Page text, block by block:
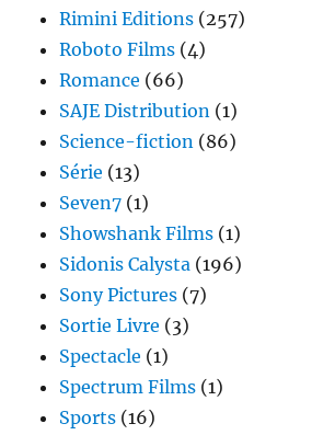
Rimini Editions (257)
Roboto Films (4)
Romance (66)
SAJE Distribution (1)
Science-fiction (86)
Série (13)
Seven7 (1)
Showshank Films (1)
Sidonis Calysta (196)
Sony Pictures (7)
Sortie Livre (3)
Spectacle (1)
Spectrum Films (1)
Sports (16)